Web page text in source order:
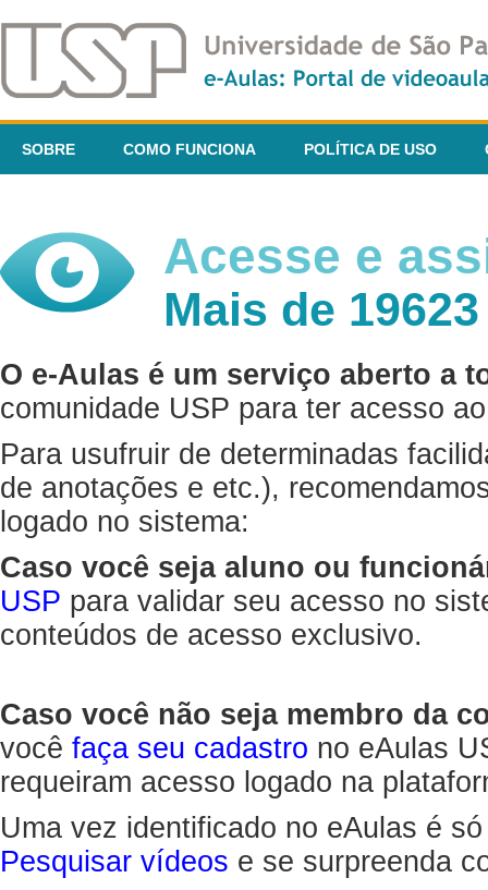
SOBRE COMO FUNCIONA POLÍTICA DE USO
Acesse e
Mais de
O e-Aulas é um serviço aberto a
comunidade USP para ter acesso
Para usufruir de determinadas
de anotações e etc.),
logado no sistema:
Caso você seja aluno ou
USP para validar seu acesso no
conteúdos de acesso exclusivo.
Caso você não seja membro da
você faça seu cadastro no eAulas
requeiram acesso logado na
Uma vez identificado no eAulas é
Pesquisar vídeos e se surpreenda